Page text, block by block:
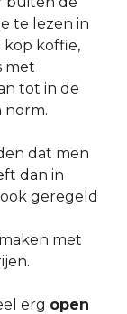
te lezen in
kop koffie,
met
tot in de
norm.
dat men
dan in
geregeld
met
erg open